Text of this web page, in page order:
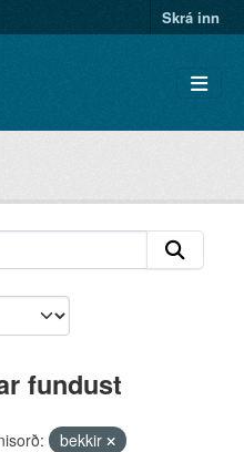
Skrá inn
fundust
bekkir